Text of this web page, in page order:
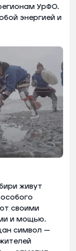
УрФО.
энергией и
живут
своими
и мощью.
символ —